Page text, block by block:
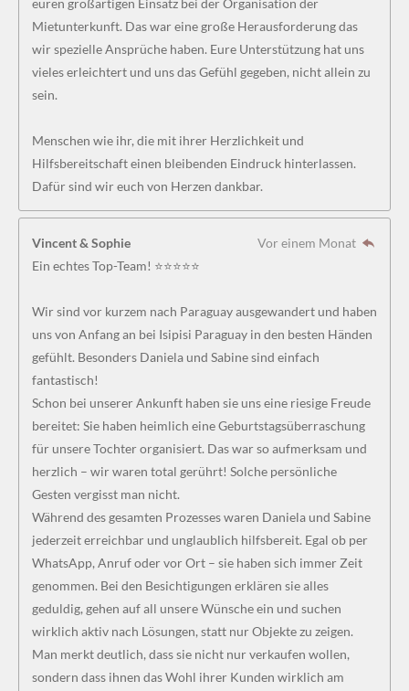
euren großartigen Einsatz bei der Organisation der
Mietunterkunft. Das war eine große Herausforderung das
wir spezielle Ansprüche haben. Eure Unterstützung hat uns
vieles erleichtert und uns das Gefühl gegeben, nicht allein zu
sein.
Menschen wie ihr, die mit ihrer Herzlichkeit und
Hilfsbereitschaft einen bleibenden Eindruck hinterlassen.
Dafür sind wir euch von Herzen dankbar.
Vincent & Sophie
Vor einem Monat
Ein echtes Top-Team! ⭐⭐⭐⭐⭐
Wir sind vor kurzem nach Paraguay ausgewandert und haben
uns von Anfang an bei Isipisi Paraguay in den besten Händen
gefühlt. Besonders Daniela und Sabine sind einfach
fantastisch!
Schon bei unserer Ankunft haben sie uns eine riesige Freude
bereitet: Sie haben heimlich eine Geburtstagsüberraschung
für unsere Tochter organisiert. Das war so aufmerksam und
herzlich – wir waren total gerührt! Solche persönliche
Gesten vergisst man nicht.
Während des gesamten Prozesses waren Daniela und Sabine
jederzeit erreichbar und unglaublich hilfsbereit. Egal ob per
WhatsApp, Anruf oder vor Ort – sie haben sich immer Zeit
genommen. Bei den Besichtigungen erklären sie alles
geduldig, gehen auf all unsere Wünsche ein und suchen
wirklich aktiv nach Lösungen, statt nur Objekte zu zeigen.
Man merkt deutlich, dass sie nicht nur verkaufen wollen,
sondern dass ihnen das Wohl ihrer Kunden wirklich am